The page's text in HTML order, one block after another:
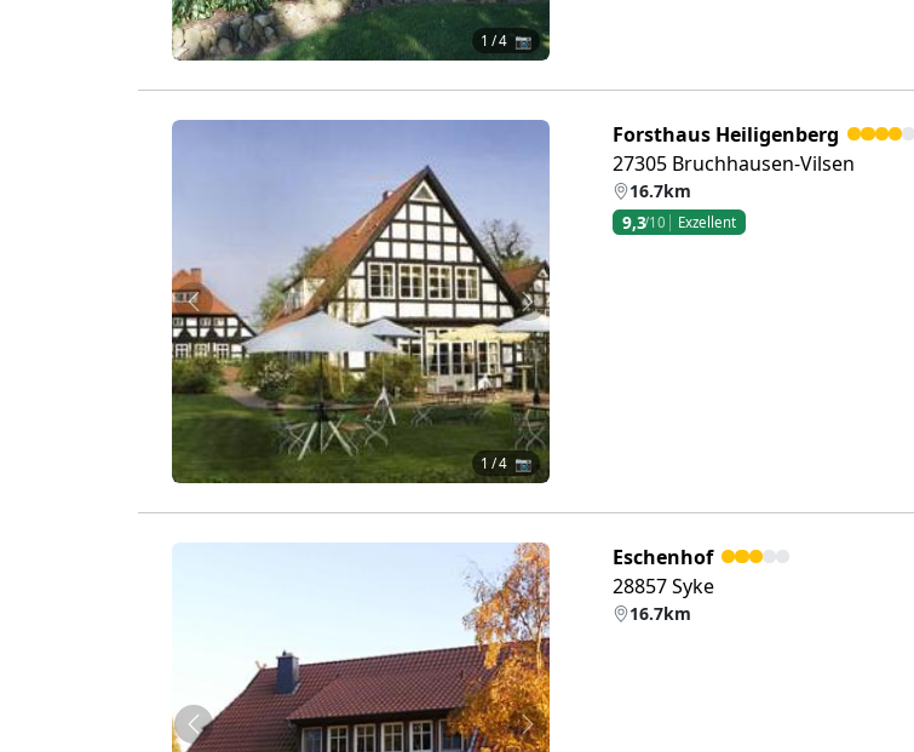
1 / 4 📷
Zurück Weiter
1 / 4 📷
Forsthaus Heiligenberg
27305 Bruchhausen-Vilsen
16.7km
9,3/10 Exzellent
Zurück Weiter
Eschenhof
28857 Syke
16.7km